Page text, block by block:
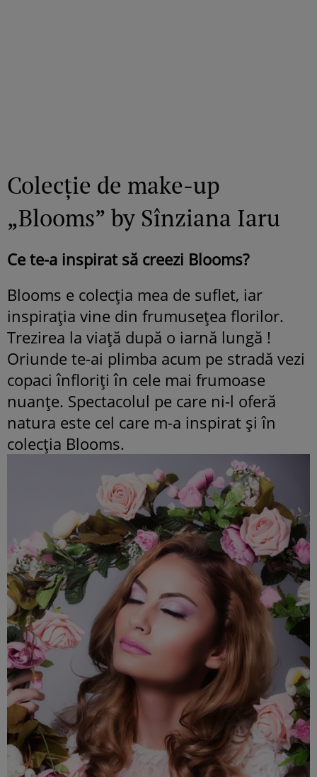
Colecţie de make-up
„Blooms” by Sînziana Iaru
Ce te-a inspirat să creezi Blooms?
Blooms e colecţia mea de suflet, iar
inspiraţia vine din frumuseţea florilor.
Trezirea la viaţă după o iarnă lungă !
Oriunde te-ai plimba acum pe stradă vezi
copaci înfloriţi în cele mai frumoase
nuanţe. Spectacolul pe care ni-l oferă
natura este cel care m-a inspirat şi în
colecţia Blooms.